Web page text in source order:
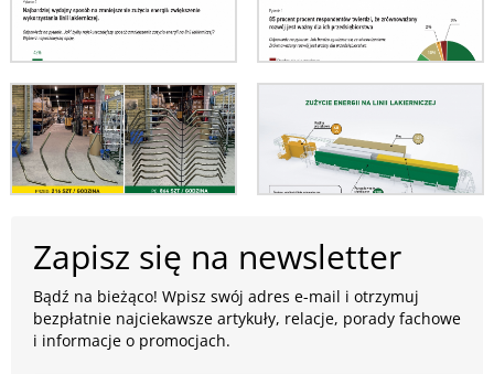
Zapisz się na newsletter
Bądź na bieżąco! Wpisz swój adres e-mail i otrzymuj
bezpłatnie najciekawsze artykuły, relacje, porady fachowe
i informacje o promocjach.